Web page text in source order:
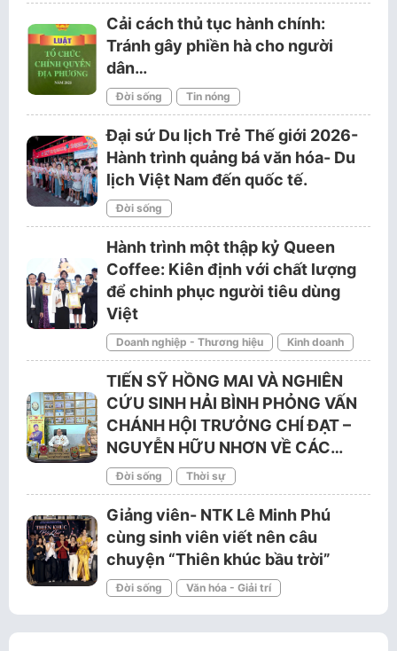
Cải cách thủ tục hành chính:
Tránh gây phiền hà cho người
dân…
Đời sống Tin nóng
Đại sứ Du lịch Trẻ Thế giới 2026-
Hành trình quảng bá văn hóa- Du
lịch Việt Nam đến quốc tế.
Đời sống
Hành trình một thập kỷ Queen
Coffee: Kiên định với chất lượng
để chinh phục người tiêu dùng
Việt
Doanh nghiệp - Thương hiệu Kinh doanh
TIẾN SỸ HỒNG MAI VÀ NGHIÊN
CỨU SINH HẢI BÌNH PHỎNG VẤN
CHÁNH HỘI TRƯỞNG CHÍ ĐẠT –
NGUYỄN HỮU NHƠN VỀ CÁC…
Đời sống Thời sự
Giảng viên- NTK Lê Minh Phú
cùng sinh viên viết nên câu
chuyện “Thiên khúc bầu trời”
Đời sống Văn hóa - Giải trí